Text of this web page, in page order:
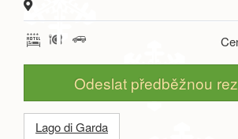
Odeslat předběžnou
Lago di Garda